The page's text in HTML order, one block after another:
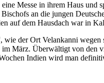
Messe in ihrem Haus
an die jungen
auf dem Hausdach war in
wie der Ort Velankanni
März. Überwältigt von
Indien wird man